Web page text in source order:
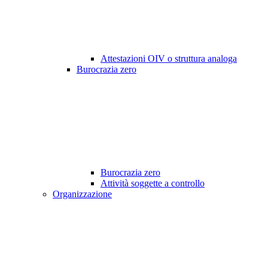
Attestazioni OIV o struttura analoga
Burocrazia zero
Burocrazia zero
Attività soggette a controllo
Organizzazione